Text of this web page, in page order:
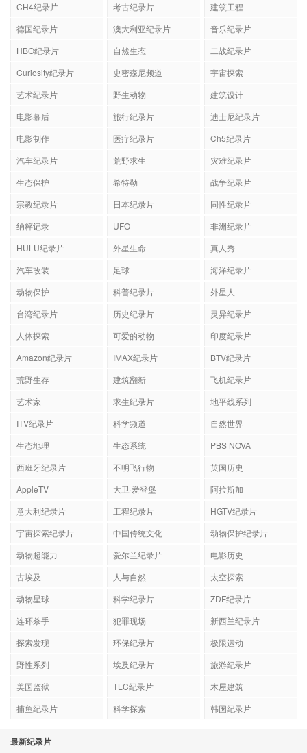
CH4纪录片 考古纪录片
建筑工程
德国纪录片
澳大利亚纪录片
音乐纪录片
HBO纪录片
自然生态
二战纪录片
Curiosity纪录片
史密森尼频道
宇宙探索
艺术纪录片
野生动物
建筑设计
电影幕后
旅行纪录片
迪士尼纪录片
电影制作
医疗纪录片
Ch5纪录片
汽车纪录片
荒野求生
灾难纪录片
生态保护
希特勒
战争纪录片
宗教纪录片
日本纪录片
同性纪录片
纳粹记录
UFO
非洲纪录片
HULU纪录片
外星生命
真人秀
汽车改装
足球
海洋纪录片
动物保护
科普纪录片
外星人
台湾纪录片
历史纪录片
灵异纪录片
人体探索
可爱的动物
印度纪录片
Amazon纪录片
IMAX纪录片
BTV纪录片
荒野生存
建筑翻新
飞机纪录片
艺术家
求生纪录片
地平线系列
ITV纪录片
科学频道
自然世界
生态地理
生态系统
PBS NOVA
西班牙纪录片
不明飞行物
英国历史
AppleTV
大卫·爱登堡
阿拉斯加
意大利纪录片
工程纪录片
HGTV纪录片
宇宙探索纪录片
中国传统文化
动物保护纪录片
动物超能力
爱尔兰纪录片
电影历史
古埃及
人与自然
太空探索
动物星球
科学纪录片
ZDF纪录片
连环杀手
犯罪现场
新西兰纪录片
探索发现
环保纪录片
极限运动
野性系列
埃及纪录片
旅游纪录片
美国监狱
TLC纪录片
木屋建筑
捕鱼纪录片
科学探索 韩国纪录片
最新纪录片